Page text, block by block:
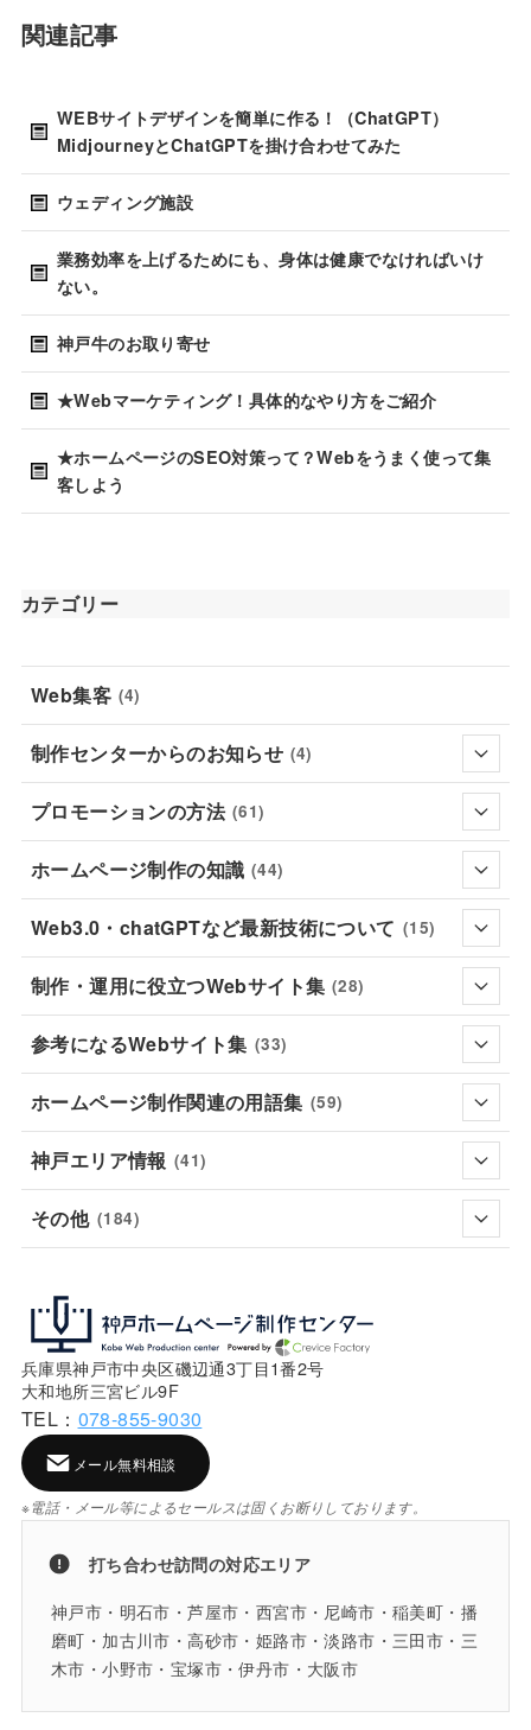
関連記事
WEBサイトデザインを簡単に作る！（ChatGPT）
MidjourneyとChatGPTを掛け合わせてみた
ウェディング施設
業務効率を上げるためにも、身体は健康でなければいけ
ない。
神戸牛のお取り寄せ
★Webマーケティング！具体的なやり方をご紹介
★ホームページのSEO対策って？Webをうまく使って集
客しよう
カテゴリー
Web集客 (4)
制作センターからのお知らせ (4)
プロモーションの方法 (61)
ホームページ制作の知識 (44)
Web3.0・chatGPTなど最新技術について (15)
制作・運用に役立つWebサイト集 (28)
参考になるWebサイト集 (33)
ホームページ制作関連の用語集 (59)
神戸エリア情報 (41)
その他 (184)
兵庫県神戸市中央区磯辺通3丁目1番2号
大和地所三宮ビル9F
TEL： 078-855-9030
メール無料相談
※電話・メール等によるセールスは固くお断りしております。
打ち合わせ訪問の対応エリア
神戸市・明石市・芦屋市・西宮市・尼崎市・稲美町・播
磨町・加古川市・高砂市・姫路市・淡路市・三田市・三
木市・小野市・宝塚市・伊丹市・大阪市